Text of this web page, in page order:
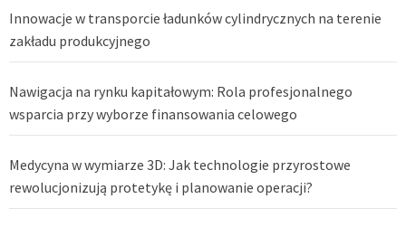
Innowacje w transporcie ładunków cylindrycznych na terenie
zakładu produkcyjnego
Nawigacja na rynku kapitałowym: Rola profesjonalnego
wsparcia przy wyborze finansowania celowego
Medycyna w wymiarze 3D: Jak technologie przyrostowe
rewolucjonizują protetykę i planowanie operacji?